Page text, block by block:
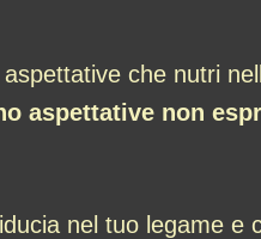
che nutri
aspettative non
nel tuo legame e